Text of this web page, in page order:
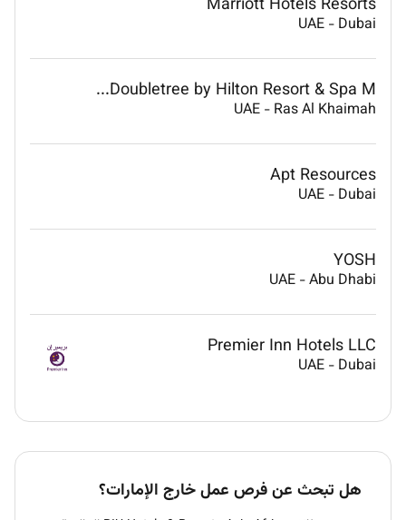
Marriott Hotels Resorts
UAE - Dubai
Doubletree by Hilton Resort & Spa M...
UAE - Ras Al Khaimah
Apt Resources
UAE - Dubai
YOSH
UAE -Abu Dhabi
Premier Inn Hotels LLC
UAE - Dubai
هل تبحث عن فرص عمل خارج الإمارات؟